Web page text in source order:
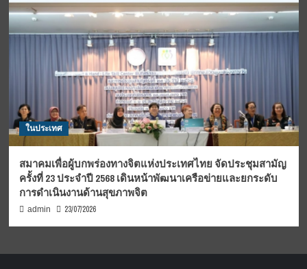
ในประเทศ
สมาคมเพื่อผู้บกพร่องทางจิตแห่งประเทศไทย จัดประชุมสามัญ
ครั้งที่ 23 ประจำปี 2568 เดินหน้าพัฒนาเครือข่ายและยกระดับ
การดำเนินงานด้านสุขภาพจิต
admin 23/07/2026